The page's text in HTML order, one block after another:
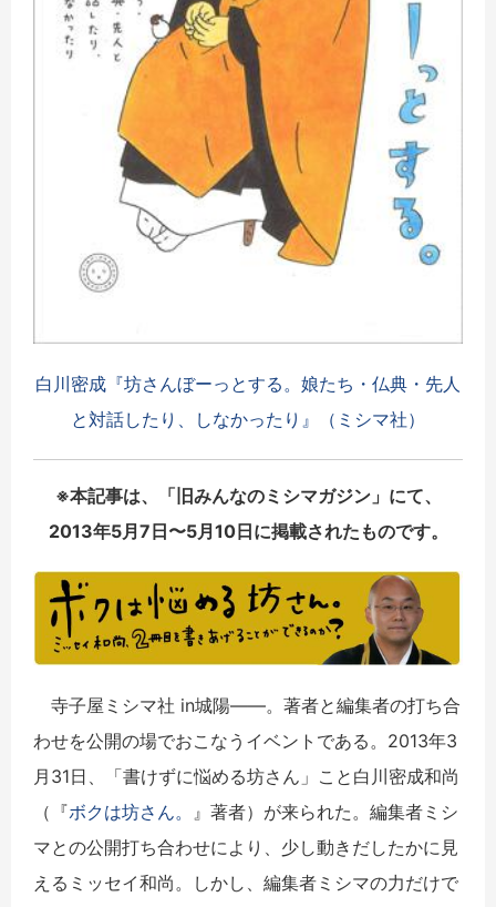
白川密成『坊さんぼーっとする。娘たち・仏典・先人
と対話したり、しなかったり』（ミシマ社）
※本記事は、「旧みんなのミシマガジン」にて、
2013年5月7日〜5月10日に掲載されたものです。
寺子屋ミシマ社 in城陽――。著者と編集者の打ち合
わせを公開の場でおこなうイベントである。2013年3
月31日、「書けずに悩める坊さん」こと白川密成和尚
（『ボクは坊さん。 』著者）が来られた。編集者ミシ
マとの公開打ち合わせにより、少し動きだしたかに見
えるミッセイ和尚。しかし、編集者ミシマの力だけで